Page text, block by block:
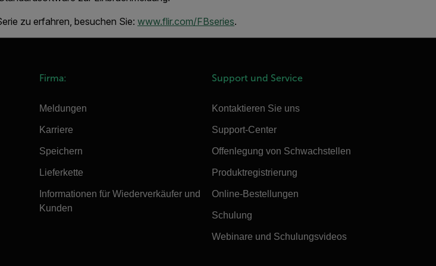
zu erfahren, besuchen Sie: www.flir.com/FBseries.
Firma:
Meldungen
Karriere
Speichern
Lieferkette
Informationen für Wiederverkäufer und
Kunden
Support und Service
Kontaktieren Sie uns
Support-Center
Offenlegung von Schwachstellen
Produktregistrierung
Online-Bestellungen
Schulung
Webinare und Schulungsvideos